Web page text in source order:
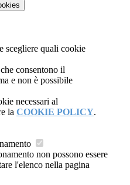
scegliere quali cookie
consentono il
e non è possibile
necessari al
la COOKIE POLICY.
non possono essere
l'elenco nella pagina